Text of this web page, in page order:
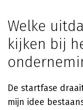
Welke
kijken bij
De startfase
mijn idee